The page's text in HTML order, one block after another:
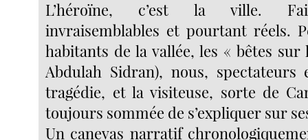
L’héroïne, c’est la ville.
invraisemblables et pourtant réels.
habitants de la vallée, les « bêtes sur
Abdulah Sidran), nous, spectateurs
tragédie, et la visiteuse, sorte de
toujours sommée de s’expliquer sur
Un canevas narratif